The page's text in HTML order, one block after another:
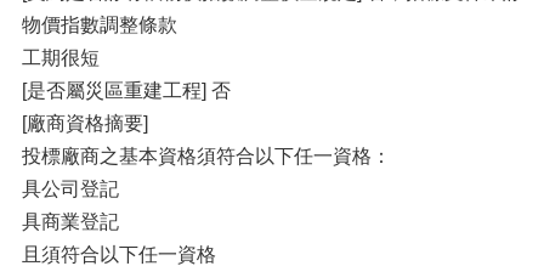
物價指數調整條款
工期很短
[是否屬災區重建工程] 否
[廠商資格摘要]
投標廠商之基本資格須符合以下任一資格：
具公司登記
具商業登記
且須符合以下任一資格